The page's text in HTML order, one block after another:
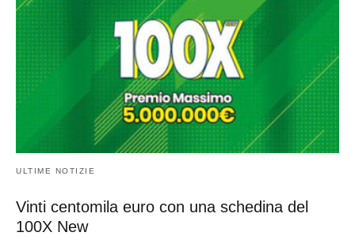
ULTIME NOTIZIE
Vinti centomila euro con una schedina del
100X New